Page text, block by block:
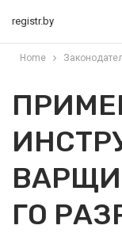
registr.by
Home
ГО